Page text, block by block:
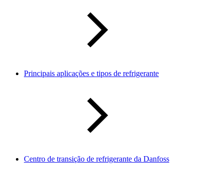
Principais aplicações e tipos de refrigerante
Centro de transição de refrigerante da Danfoss